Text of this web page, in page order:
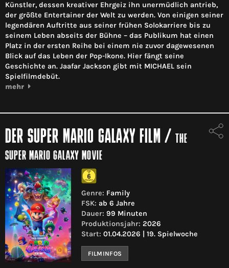
Künstler, dessen kreativer Ehrgeiz ihn unermüdlich antrieb,
der größte Entertainer der Welt zu werden. Von einigen seiner
legendären Auftritte aus seiner frühen Solokarriere bis zu
seinem Leben abseits der Bühne – das Publikum hat einen
Platz in der ersten Reihe bei einem nie zuvor dagewesenen
Blick auf das Leben der Pop-Ikone. Hier fängt seine
Geschichte an. Jaafar Jackson gibt mit MICHAEL sein
Spielfilmdebüt.
mehr
DER SUPER MARIO GALAXY FILM /THE
SUPER MARIO GALAXY MOVIE
Genre: Family
FSK: ab 6 Jahre
Dauer: 99 Minuten
Produktionsjahr: 2026
Start: 01.04.2026 | 19. Spielwoche
FILMINFOS